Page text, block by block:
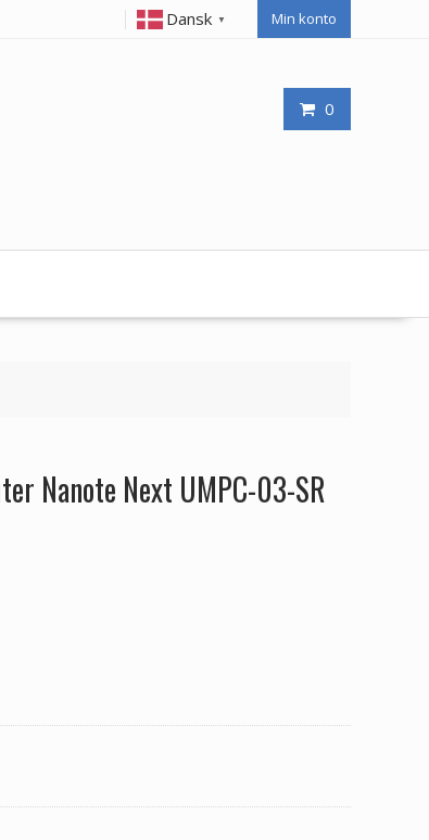
Dansk ▼ Min konto
0
Nanote Next UMPC-03-SR